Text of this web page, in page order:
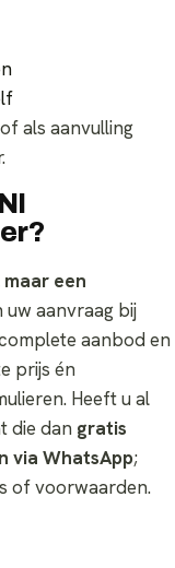
als aanvulling
een
uw aanvraag bij
aanbod en
prijs én
Heeft u al
die dan gratis
via WhatsApp;
of voorwaarden.